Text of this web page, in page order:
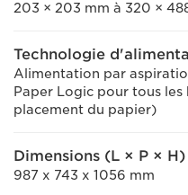
203 × 203 mm à 320 ×
Technologie
Alimentation par
Paper Logic pour tous les
placement du papier)
Dimensions (L × P × H)
987 x 743 x 1056 mm